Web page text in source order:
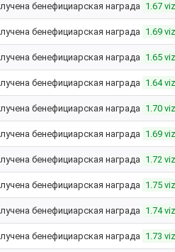
бенефициарская награда 1.67 viz
бенефициарская награда 1.69 viz
бенефициарская награда 1.65 viz
бенефициарская награда 1.64 viz
бенефициарская награда 1.70 viz
бенефициарская награда 1.69 viz
бенефициарская награда 1.72 viz
бенефициарская награда 1.75 viz
бенефициарская награда 1.74 viz
бенефициарская награда 1.73 viz